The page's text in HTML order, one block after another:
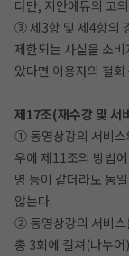
다만, 지안에듀의 고
③ 제3항 및 제4항의
제한되는 사실을 소
았다면 이용자의 철
제17조(재수강 및 서
① 동영상강의 서비스
우에 제11조의 방법
명 등이 같더라도 동
않는다.
② 동영상강의 서비스
총 3회에 걸쳐(나누